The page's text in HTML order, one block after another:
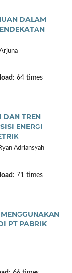
DALAM
: 64 times
DAN TREN
ENERGI
Adriansyah
: 71 times
PT PABRIK